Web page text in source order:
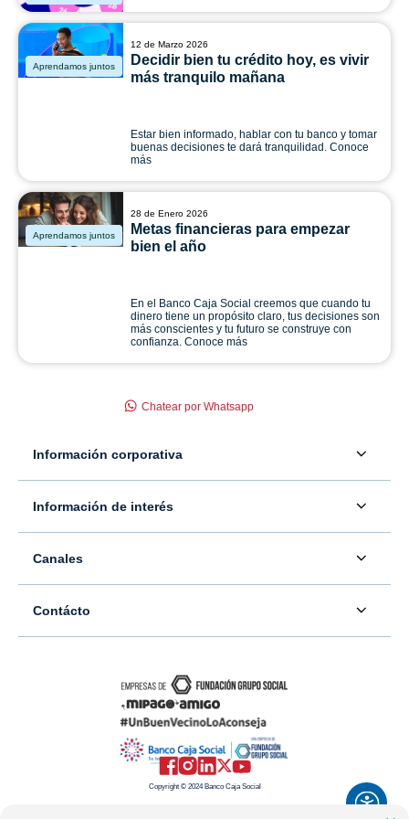
Aprendamos juntos
12 de Marzo 2026
Decidir bien tu crédito hoy, es vivir
más tranquilo mañana
Estar bien informado, hablar con tu banco y tomar
buenas decisiones te dará tranquilidad. Conoce
más
Aprendamos juntos
28 de Enero 2026
Metas financieras para empezar
bien el año
En el Banco Caja Social creemos que cuando tu
dinero tiene un propósito claro, tus decisiones son
más conscientes y tu futuro se construye con
confianza. Conoce más
Información corporativa
Información para inversionistas
Sala de prensa
Información adicional
Trabaje con nosotros
Transparencia y acceso a la información pública
Política de Datos Personales
Información de interés
Servicio - Atención al Consumidor financiero
Tutoriales canales digitales
Términos y condiciones de uso de internet
Canales
Ubíquenos
Directorios alternos
Contácto
Chatear por Whatsapp
Bogotá - Colombia
Resto del país: 01-8000-910038
Copyright © 2024 Banco Caja Social